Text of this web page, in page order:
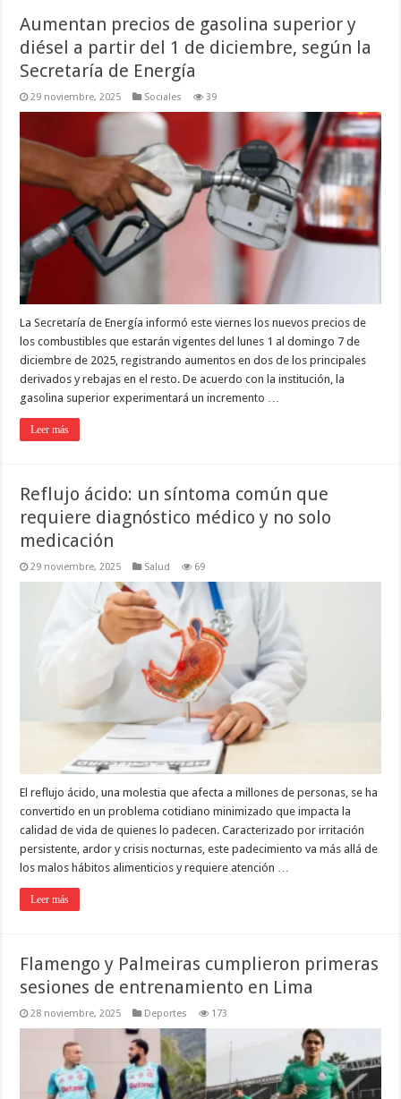
Aumentan precios de gasolina superior y
diésel a partir del 1 de diciembre, según la
Secretaría de Energía
29 noviembre, 2025 Sociales 39
La Secretaría de Energía informó este viernes los nuevos precios de
los combustibles que estarán vigentes del lunes 1 al domingo 7 de
diciembre de 2025, registrando aumentos en dos de los principales
derivados y rebajas en el resto. De acuerdo con la institución, la
gasolina superior experimentará un incremento …
Leer más
Reflujo ácido: un síntoma común que
requiere diagnóstico médico y no solo
medicación
29 noviembre, 2025 Salud 69
El reflujo ácido, una molestia que afecta a millones de personas, se ha
convertido en un problema cotidiano minimizado que impacta la
calidad de vida de quienes lo padecen. Caracterizado por irritación
persistente, ardor y crisis nocturnas, este padecimiento va más allá de
los malos hábitos alimenticios y requiere atención …
Leer más
Flamengo y Palmeiras cumplieron primeras
sesiones de entrenamiento en Lima
28 noviembre, 2025 Deportes 173